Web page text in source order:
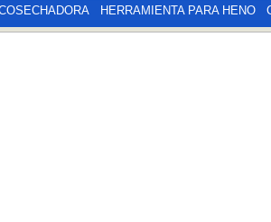
HERRAMIENTA PARA HENO